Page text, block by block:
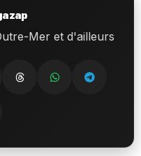
Mer et d'ailleurs